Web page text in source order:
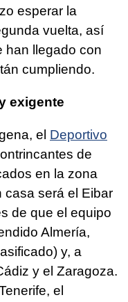
esperar la
vuelta, así
han llegado con
cumpliendo.
exigente
el Deportivo
de
en la zona
casa será el Eibar
de que el equipo
Almería,
y, a
y el Zaragoza.
el